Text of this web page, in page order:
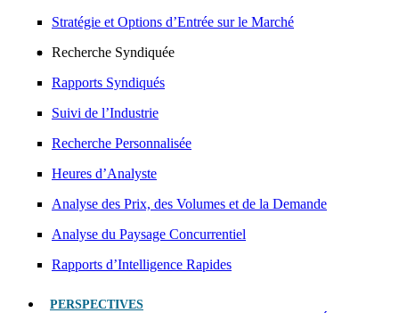
Stratégie et Options d’Entrée sur le Marché
Recherche Syndiquée
Rapports Syndiqués
Suivi de l’Industrie
Recherche Personnalisée
Heures d’Analyste
Analyse des Prix, des Volumes et de la Demande
Analyse du Paysage Concurrentiel
Rapports d’Intelligence Rapides
PERSPECTIVES